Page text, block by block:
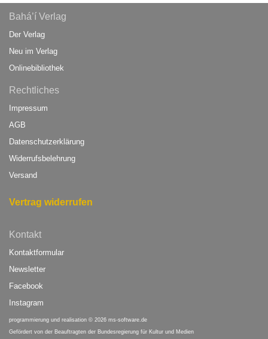
Bahá’í Verlag
Der Verlag
Neu im Verlag
Onlinebibliothek
Rechtliches
Impressum
AGB
Datenschutzerklärung
Widerrufsbelehrung
Versand
Vertrag widerrufen
Kontakt
Kontaktformular
Newsletter
Facebook
Instagram
programmierung und realisation © 2026 ms-software.de
Gefördert von der Beauftragten der Bundesregierung für Kultur und Medien